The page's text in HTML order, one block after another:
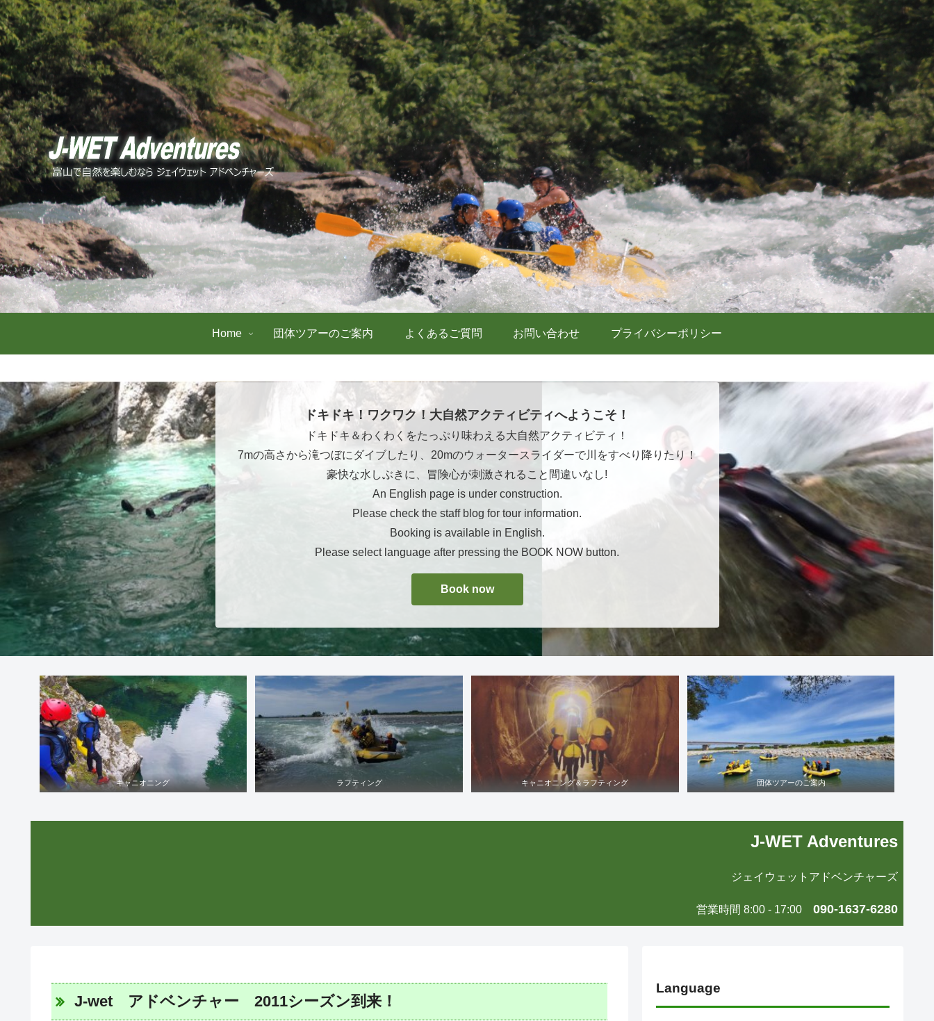
Home 団体ツアーのご案内 よくあるご質問 お問い合わせ プライバシーポリシー
ドキドキ！ワクワク！大自然アクティビティへようこそ！
ドキドキ＆わくわくをたっぷり味わえる大自然アクティビティ！
7mの高さから滝つぼにダイブしたり、20mのウォータースライダーで川をすべり降りたり！
豪快な水しぶきに、冒険心が刺激されること間違いなし!
An English page is under construction.
Please check the staff blog for tour information.
Booking is available in English.
Please select language after pressing the BOOK NOW button.
Book now
キャニオニング ラフティング キャニオニング＆ラフティング 団体ツアーのご案内
J-WET Adventures
ジェイウェットアドベンチャーズ
営業時間 8:00 - 17:00 090-1637-6280
J-wet アドベンチャー 2011シーズン到来！
Language